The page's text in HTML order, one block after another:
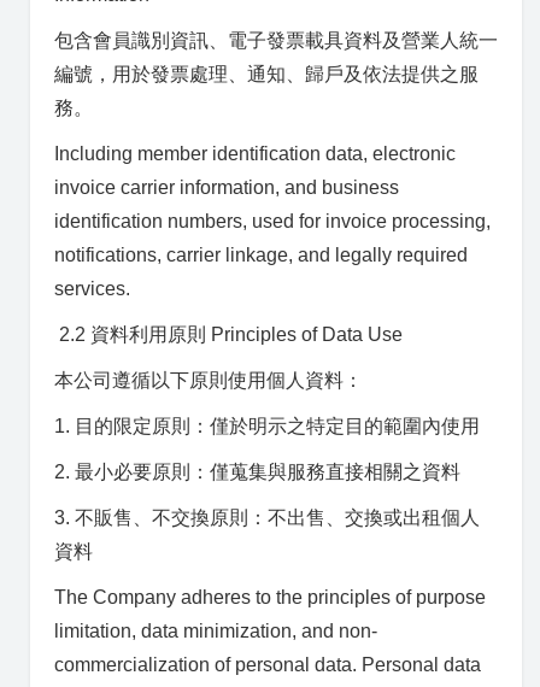
包含會員識別資訊、電子發票載具資料及營業人統一
編號，用於發票處理、通知、歸戶及依法提供之服
務。
Including member identification data, electronic
invoice carrier information, and business
identification numbers, used for invoice processing,
notifications, carrier linkage, and legally required
services.
2.2 資料利用原則 Principles of Data Use
本公司遵循以下原則使用個人資料：
1. 目的限定原則：僅於明示之特定目的範圍內使用
2. 最小必要原則：僅蒐集與服務直接相關之資料
3. 不販售、不交換原則：不出售、交換或出租個人
資料
The Company adheres to the principles of purpose
limitation, data minimization, and non-
commercialization of personal data. Personal data